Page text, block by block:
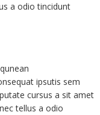
a odio tincidunt
ipsutis sem
cursus a sit amet
tellus a odio